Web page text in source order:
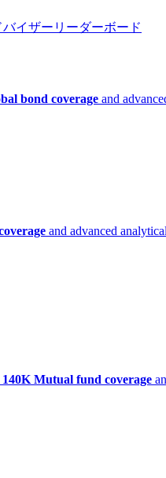
イザーリーダーボード
bond coverage and
and advanced
Mutual fund coverage